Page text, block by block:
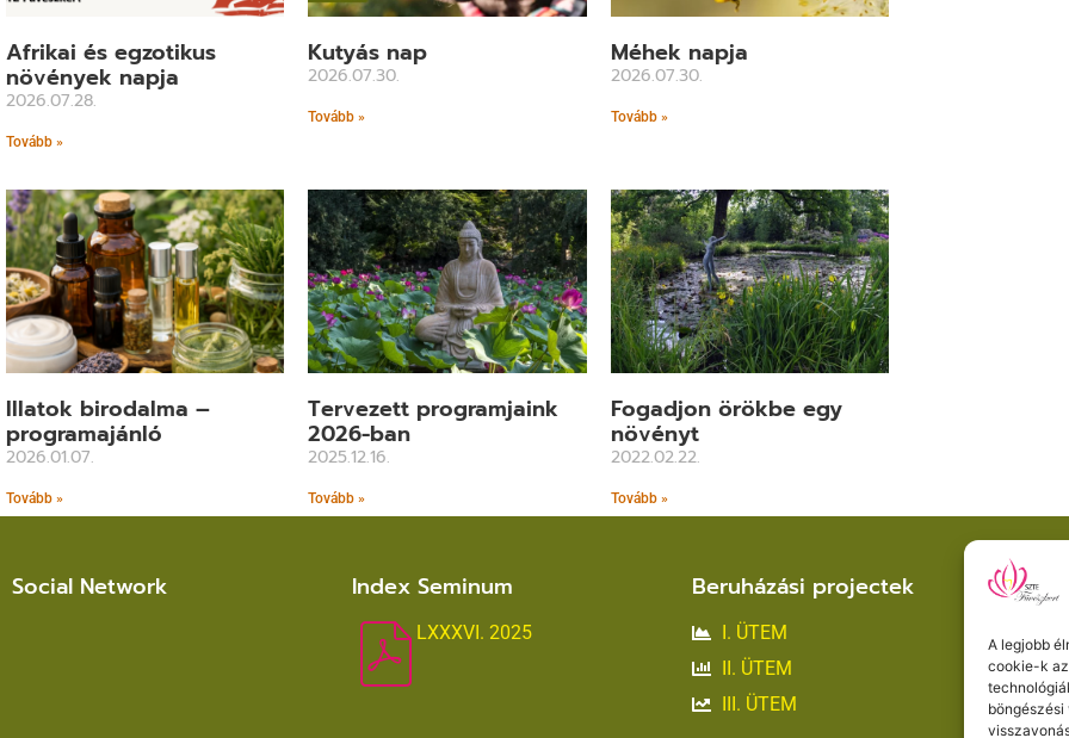
A legjobb
cookie-k
Afrikai és egzotikus
növények napja
2026.07.28.
Tovább »
Kutyás nap
2026.07.30.
Tovább »
Méhek napja
2026.07.30.
Tovább »
Illatok birodalma –
programajánló
2026.01.07.
Tovább »
Tervezett programjaink
2026-ban
2025.12.16.
Tovább »
Fogadjon örökbe egy
növényt
2022.02.22.
Tovább »
Social Network Index Seminum
LXXXVI. 2025
Beruházási projectek
I. ÜTEM
II. ÜTEM
III. ÜTEM